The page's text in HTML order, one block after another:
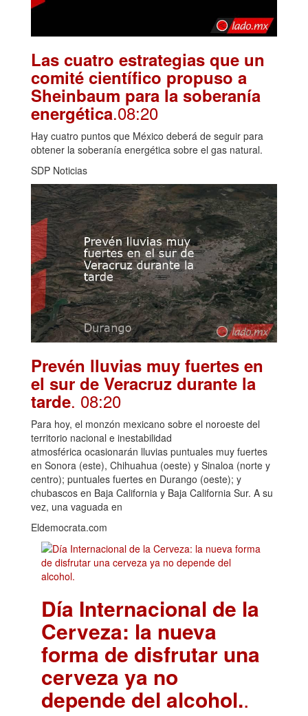
Las cuatro estrategias que un
comité científico propuso a
Sheinbaum para la soberanía
energética.08:20
Hay cuatro puntos que México deberá de seguir para
obtener la soberanía energética sobre el gas natural.
SDP Noticias
Prevén lluvias muy fuertes en
el sur de Veracruz durante la
tarde. 08:20
Para hoy, el monzón mexicano sobre el noroeste del
territorio nacional e inestabilidad
atmosférica ocasionarán lluvias puntuales muy fuertes
en Sonora (este), Chihuahua (oeste) y Sinaloa (norte y
centro); puntuales fuertes en Durango (oeste); y
chubascos en Baja California y Baja California Sur. A su
vez, una vaguada en
Eldemocrata.com
Día Internacional de la
Cerveza: la nueva
forma de disfrutar una
cerveza ya no
depende del alcohol..